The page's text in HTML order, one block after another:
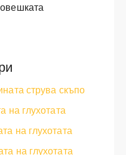
струва скъпо
на глухотата
на глухотата
на глухотата